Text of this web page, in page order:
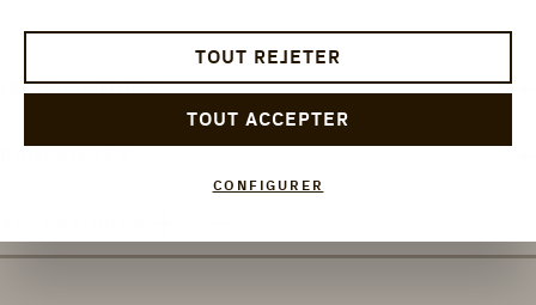
INFORMATIONS
TOUT REJETER
TOUT ACCEPTER
CONFIGURER